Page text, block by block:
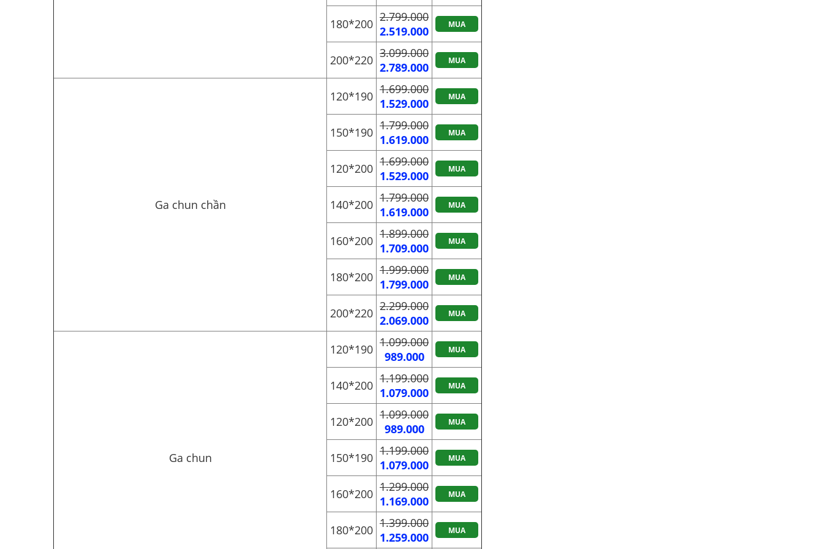
180*200 2.799.000
2.519.000
MUA
200*220 3.099.000
2.789.000
MUA
Ga chun chần
120*190 1.699.000
1.529.000
MUA
150*190 1.799.000
1.619.000
MUA
120*200 1.699.000
1.529.000
MUA
140*200 1.799.000
1.619.000
MUA
160*200 1.899.000
1.709.000
MUA
180*200 1.999.000
1.799.000
MUA
200*220 2.299.000
2.069.000
MUA
Ga chun
120*190 1.099.000
989.000
MUA
140*200 1.199.000
1.079.000
MUA
120*200 1.099.000
989.000
MUA
150*190 1.199.000
1.079.000
MUA
160*200 1.299.000
1.169.000
MUA
180*200 1.399.000
1.259.000
MUA